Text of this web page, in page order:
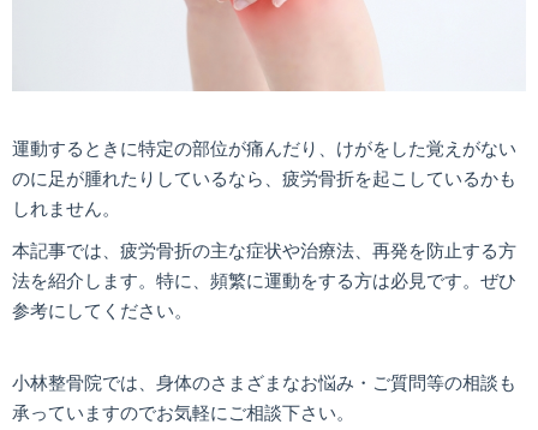
運動するときに特定の部位が痛んだり、けがをした覚えがない
のに足が腫れたりしているなら、疲労骨折を起こしているかも
しれません。
本記事では、疲労骨折の主な症状や治療法、再発を防止する方
法を紹介します。特に、頻繁に運動をする方は必見です。ぜひ
参考にしてください。
小林整骨院では、身体のさまざまなお悩み・ご質問等の相談も
承っていますのでお気軽にご相談下さい。